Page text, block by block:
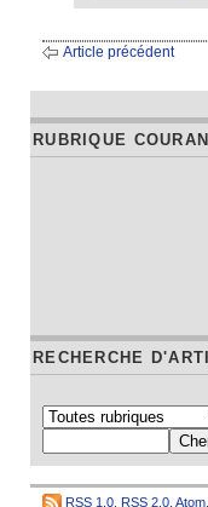
Article précédent
RUBRIQUE
RECHERCHE
RSS 1.0 RSS 2.0 Atom